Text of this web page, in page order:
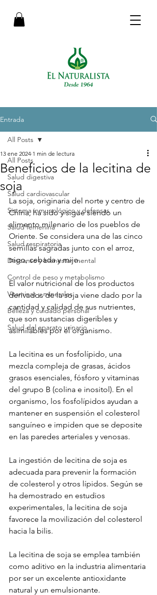
Entrada
All Posts
Salud digestiva
Salud cardiovascular
Sistema inmunológico y defensas
Salud femenina
Salud respiratoria
Descanso y bienestar mental
Control de peso y metabolismo
Vitaminas y minerales
Belleza y cuidado personal
Salud del aparato urinario
All Posts
Beneficios de la lecitina de
soja
13 ene 2024 1 min de lectura
La soja, originaria del norte y centro de
China, ha sido y sigue siendo un
alimento milenario de los pueblos de
Oriente. Se considera una de las cinco
semillas sagradas junto con el arroz,
trigo, cebada y mijo.
El valor nutricional de los productos
derivados de la soja viene dado por la
cantidad y calidad de sus nutrientes,
que son sustancias digeribles y
asimilables por el organismo.
La lecitina es un fosfolípido, una
mezcla compleja de grasas, ácidos
grasos esenciales, fósforo y vitaminas
del grupo B (colina e inositol). En el
organismo, los fosfolípidos ayudan a
mantener en suspensión el colesterol
sanguíneo e impiden que se deposite
en las paredes arteriales y venosas.
La ingestión de lecitina de soja es
adecuada para prevenir la formación
de colesterol y otros lípidos. Según se
ha demostrado en estudios
experimentales, la lecitina de soja
favorece la movilización del colesterol
hacia la bilis.
La lecitina de soja se emplea también
como aditivo en la industria alimentaria
por ser un excelente antioxidante
natural y un emulsionante.